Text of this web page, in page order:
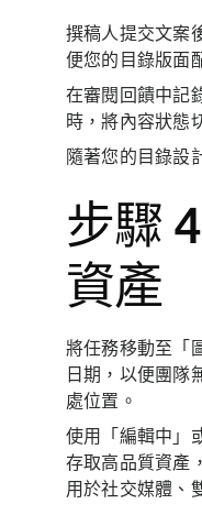
撰稿人提交文案
便您的目錄版面
在審閱回饋中記
時，將內容狀態
隨著您的目錄設
步驟
資產
將任務移動至「
日期，以便團隊
處位置。
使用「編輯中」
存取高品質資產
用於社交媒體、